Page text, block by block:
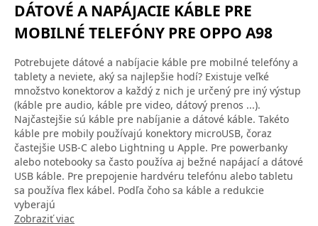
nachádzate:
DÁTOVÉ A NAPÁJACIE KÁBLE PRE
MOBILNÉ TELEFÓNY PRE OPPO A98
Potrebujete dátové a nabíjacie káble pre mobilné telefóny a
tablety a neviete, aký sa najlepšie hodí? Existuje veľké
množstvo konektorov a každý z nich je určený pre iný výstup
(káble pre audio, káble pre video, dátový prenos ...).
Najčastejšie sú káble pre nabíjanie a dátové káble. Takéto
káble pre mobily používajú konektory microUSB, čoraz
častejšie USB-C alebo Lightning u Apple. Pre powerbanky
alebo notebooky sa často používa aj bežné napájací a dátové
USB káble. Pre prepojenie hardvéru telefónu alebo tabletu
sa používa flex kábel. Podľa čoho sa káble a redukcie
vyberajú
Zobraziť viac